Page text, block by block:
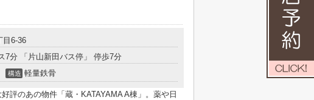
目6-36
7分 「片山新田バス停」 停歩7分
構造 軽量鉄骨
評のあの物件「蔵・KATAYAMA A棟」。薬や日